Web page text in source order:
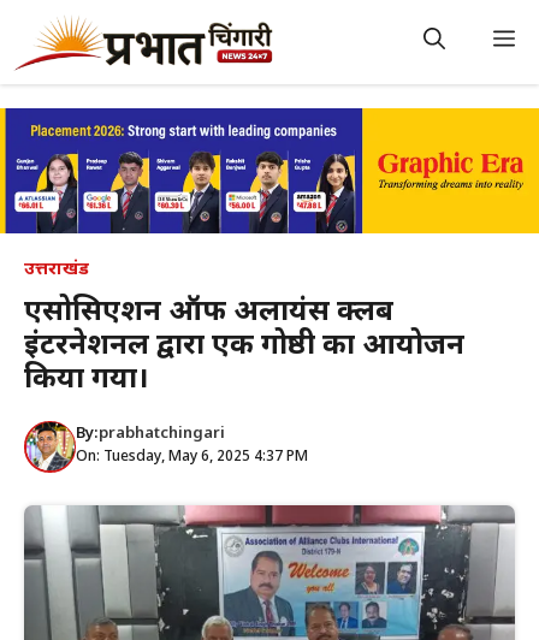
content
उत्तराखंड
एसोसिएशन ऑफ अलायंस क्लब
इंटरनेशनल द्वारा एक गोष्ठी का आयोजन
किया गया।
By:prabhatchingari
On: Tuesday, May 6, 2025 4:37 PM